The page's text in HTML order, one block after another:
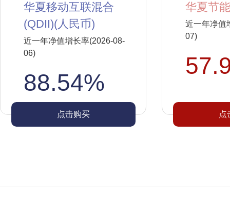
华夏移动互联混合
(QDII)(人民币)
近一年净值增长率(2026-08-
06)
88.54%
点击购买
华夏节
近一年净值
07)
点